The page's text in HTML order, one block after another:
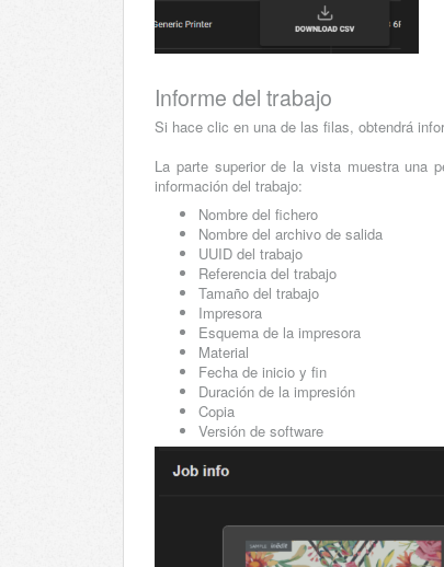
Informe del trabajo
Si hace clic en una de las filas, obtendrá
La parte superior de la vista muestra una
información del trabajo:
Nombre del fichero
Nombre del archivo de salida
UUID del trabajo
Referencia del trabajo
Tamaño del trabajo
Impresora
Esquema de la impresora
Material
Fecha de inicio y fin
Duración de la impresión
Copia
Versión de software